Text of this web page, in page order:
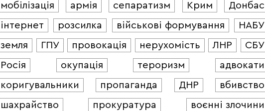
мобілізація
армія сепаратизм Крим
Донбас
інтернет
розсилка військові формування
НАБУ
земля
ГПУ провокація нерухомість ЛНР
СБУ
Росія
окупація тероризм
адвокати
коригувальники
пропаганда ДНР
вбивство
шахрайство
прокуратура
воєнні злочини